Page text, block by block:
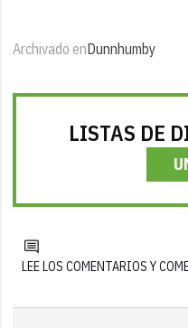
Archivado enDunnhumby
LISTAS DE
LEE LOS COMENTARIOS Y